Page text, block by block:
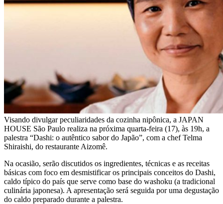
Visando divulgar peculiaridades da cozinha nipônica, a JAPAN
HOUSE São Paulo realiza na próxima quarta-feira (17), às 19h, a
palestra “Dashi: o autêntico sabor do Japão”, com a chef Telma
Shiraishi, do restaurante Aizomê.
Na ocasião, serão discutidos os ingredientes, técnicas e as receitas
básicas com foco em desmistificar os principais conceitos do Dashi,
caldo típico do país que serve como base do washoku (a tradicional
culinária japonesa). A apresentação será seguida por uma degustação
do caldo preparado durante a palestra.